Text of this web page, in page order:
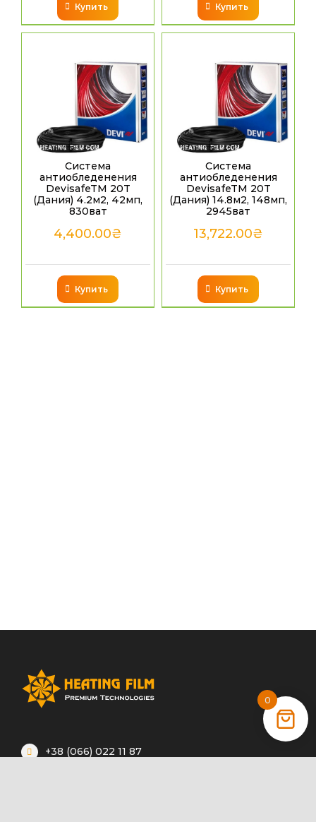
Купить Купить
Система
антиобледенения
DevisafeTM 20T
(Дания) 4.2м2, 42мп,
830ват
4,400.00₴
Купить
Система
антиобледенения
DevisafeTM 20T
(Дания) 14.8м2, 148мп,
2945ват
13,722.00₴
Купить
+38 (066) 022 11 87
0